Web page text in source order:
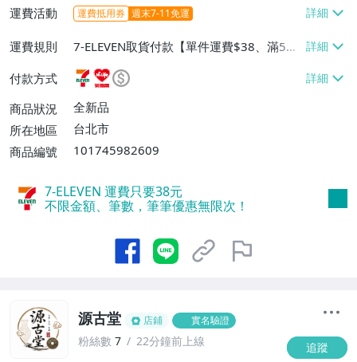
運費活動 運費抵用券 週末7-11免運
運費規則
7-ELEVEN取貨付款【單件運費$38、滿5件
或消費滿$1298免運費】、7-ELEVEN取貨
不付款【免運費】、萊爾富取貨付款【單件
運費$60、滿5件或消費滿$1298免運
費】、宅配/貨運【單件運費$120、滿5件
付款方式
商品狀況
全新品
所在地區
台北市
商品編號
101745982609
7-ELEVEN 運費只要38元
不限金額、筆數，筆筆優惠無限次！
源古堂 店鋪 實名驗證
粉絲數 7 22分鐘前上線 追蹤